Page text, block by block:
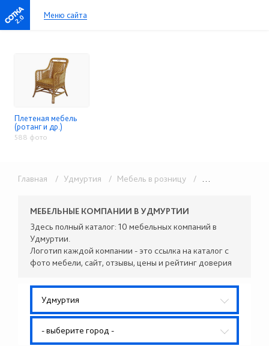
2.0 Меню сайта
Плетеная мебель
(ротанг и др.)
588 фото
Главная / Удмуртия / Мебель в розницу / Плетеная мебель (ротанг и др.)
МЕБЕЛЬНЫЕ КОМПАНИИ В УДМУРТИИ
Здесь полный каталог: 10 мебельных компаний в
Удмуртии.
Логотип каждой компании - это ссылка на каталог с
фото мебели, сайт, отзывы, цены и рейтинг доверия
Удмуртия
- выберите город -